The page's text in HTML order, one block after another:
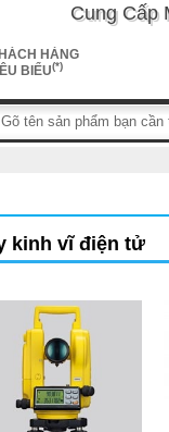
Cung Cấp
HÀNG
BIỂU(*)
kinh vĩ điện tử